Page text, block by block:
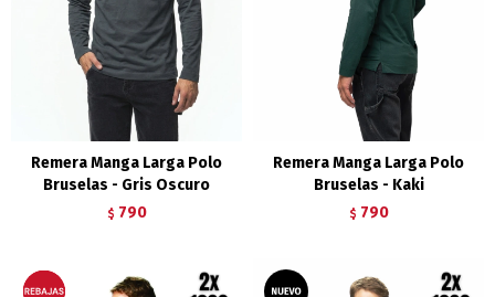
Remera Manga Larga Polo
Bruselas - Gris Oscuro
$ 790
Remera Manga Larga Polo
Bruselas - Kaki
$ 790